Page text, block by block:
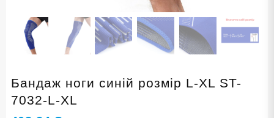
Бандаж ноги синій розмір L-XL ST-
7032-L-XL